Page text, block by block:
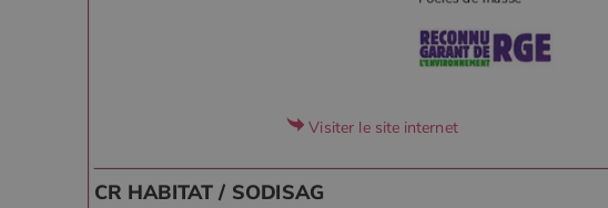
Visiter le site internet
CR HABITAT / SODISAG